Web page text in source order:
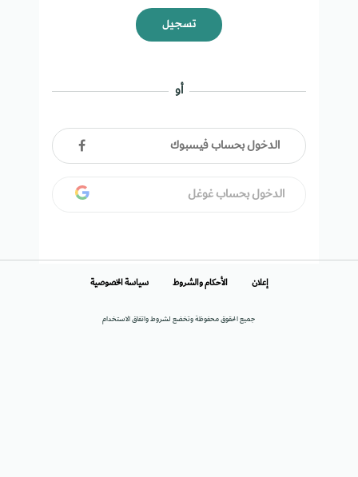
تسجيل
أو
الدخول بحساب فيسبوك
الدخول بحساب غوغل
جميع الحقوق محفوظة وتخضع لشروط واتفاق الاستخدام
إعلان الأحكام والشروط سياسة الخصوصية